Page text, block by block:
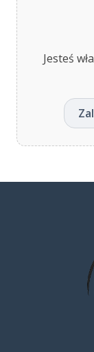
Jesteś